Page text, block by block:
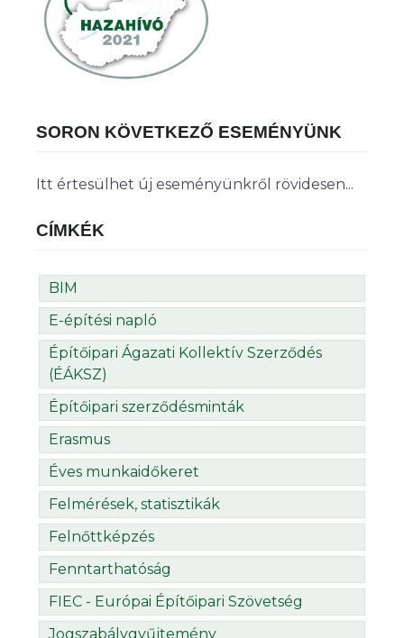
SORON KÖVETKEZŐ ESEMÉNYÜNK
Itt értesülhet új eseményünkről rövidesen...
CÍMKÉK
BIM
E-építési napló
Építőipari Ágazati Kollektív Szerződés
(ÉÁKSZ)
Építőipari szerződésminták
Erasmus
Éves munkaidőkeret
Felmérések, statisztikák
Felnőttképzés
Fenntarthatóság
FIEC - Európai Építőipari Szövetség
Jogszabálygyűjtemény